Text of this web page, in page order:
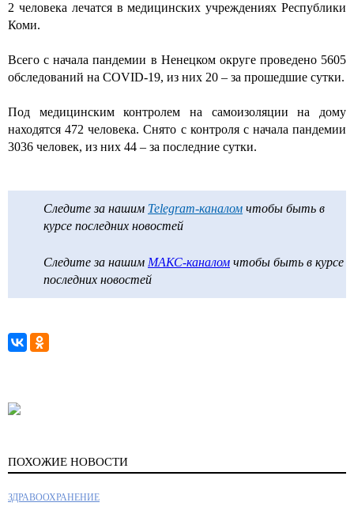
2 человека лечатся в медицинских учреждениях Республики
Коми.
Всего с начала пандемии в Ненецком округе проведено 5605
обследований на COVID-19, из них 20 – за прошедшие сутки.
Под медицинским контролем на самоизоляции на дому
находятся 472 человека. Снято с контроля с начала пандемии
3036 человек, из них 44 – за последние сутки.
Следите за нашим Telegram-каналом чтобы быть в
курсе последних новостей
Следите за нашим МАКС-каналом чтобы быть в курсе
последних новостей
ПОХОЖИЕ НОВОСТИ
ЗДРАВООХРАНЕНИЕ